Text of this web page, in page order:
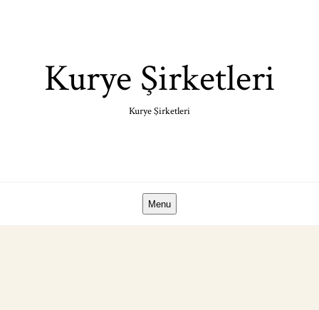
Kurye Şirketleri
Kurye Şirketleri
Menu